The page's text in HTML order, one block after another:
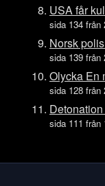
Ons 15 juli
Tis 14 juli
Mån 13 juli
Lör 11 juli
Fre 10 juli
Tors 9 juli
Tis 7 juli
USA får
sida 134 från
Norsk
sida 139 från
Olycka En
sida 128 från
sida 111 från